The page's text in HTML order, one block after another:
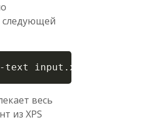
следующей
text input.xps output.txt
Copy
весь
из XPS